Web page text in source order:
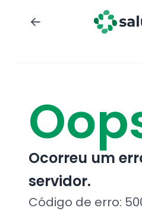
Ocorreu um
servidor.
Código de erro: